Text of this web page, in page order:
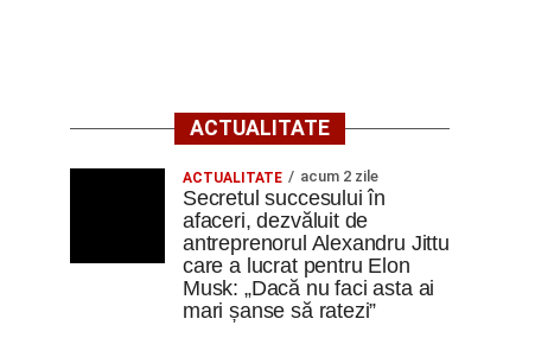
ACTUALITATE
ACTUALITATE acum 2 zile
Secretul succesului în
afaceri, dezvăluit de
antreprenorul Alexandru Jittu
care a lucrat pentru Elon
Musk: „Dacă nu faci asta ai
mari șanse să ratezi”